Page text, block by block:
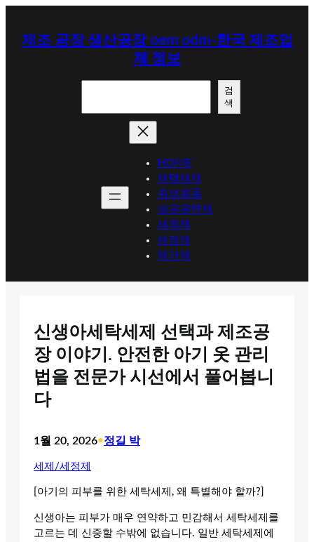
제조 공장 생산공장 oem odm-한국 제조업
체 정보
검
색
HOME
세탁세제
위생용품
섬유유연제
세척제
세정제
제거제
신생아세탁세제 선택과 제조공
장 이야기. 안전한 아기 옷 관리
법을 전문가 시선에서 풀어봅니
다
1월 20, 2026•정길 박
세제/세정제
[아기의 피부를 위한 세탁세제, 왜 특별해야 할까?]
신생아는 피부가 매우 연약하고 민감해서 세탁세제를
고르는 데 신중할 수밖에 없습니다. 일반 세탁세제에